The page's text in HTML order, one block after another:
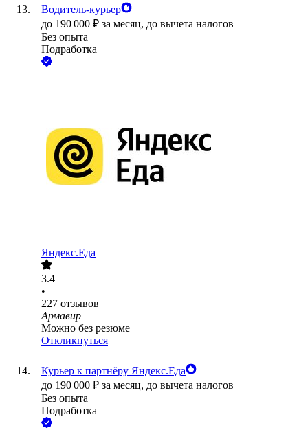
Водитель-курьер
до 190 000 ₽ за месяц, до вычета налогов
Без опыта
Подработка
Яндекс.Еда
3.4
•
227 отзывов
Армавир
Можно без резюме
Откликнуться
Курьер к партнёру Яндекс.Еда
до 190 000 ₽ за месяц, до вычета налогов
Без опыта
Подработка